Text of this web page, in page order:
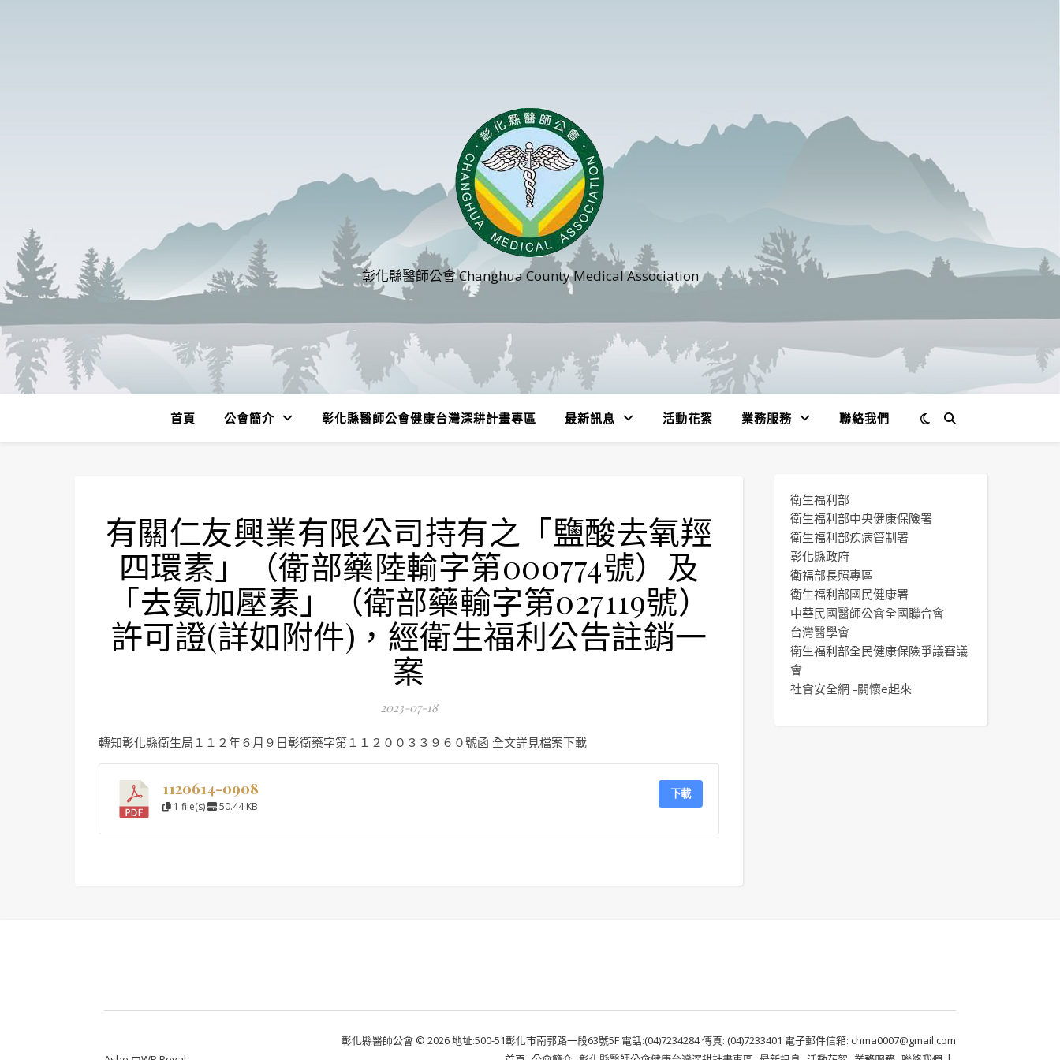
彰化縣醫師公會 Changhua County Medical Association
首頁 公會簡介 彰化縣醫師公會健康台灣深耕計畫專區 最新訊息 活動花絮 業務服務 聯絡我們
有關仁友興業有限公司持有之「鹽酸去氧羥
四環素」（衛部藥陸輸字第000774號）及
「去氨加壓素」（衛部藥輸字第027119號）
許可證(詳如附件)，經衛生福利公告註銷一
案
2023-07-18
轉知彰化縣衛生局１１２年６月９日彰衛藥字第１１２００３３９６０號函 全文詳見檔案下載
1120614-0908
1 file(s) 50.44 KB
下載
衛生福利部
衛生福利部中央健康保險署
衛生福利部疾病管制署
彰化縣政府
衛福部長照專區
衛生福利部國民健康署
中華民國醫師公會全國聯合會
台灣醫學會
衛生福利部全民健康保險爭議審議
會
社會安全網 -關懷e起來
彰化縣醫師公會 © 2026 地址:500-51彰化市南郭路一段63號5F 電話:(04)7234284 傳真: (04)7233401 電子郵件信箱: chma0007@gmail.com